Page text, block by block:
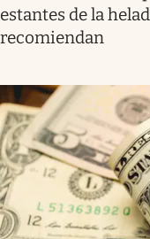
estantes de la
recomiendan